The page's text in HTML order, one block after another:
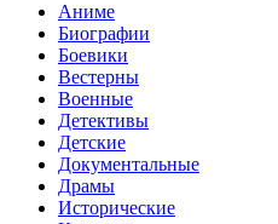
Аниме
Биографии
Боевики
Вестерны
Военные
Детективы
Детские
Документальные
Драмы
Исторические